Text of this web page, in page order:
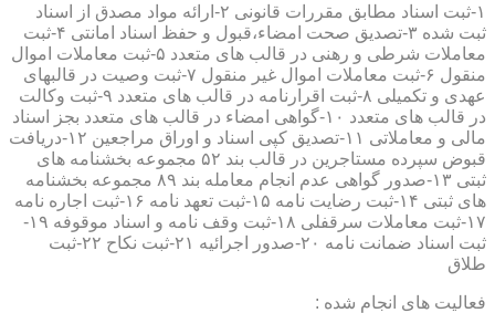
۱-ثبت اسناد مطابق مقررات قانونی ۲-ارائه مواد مصدق از اسناد
ثبت شده ۳-تصدیق صحت امضاء،قبول و حفظ اسناد امانتی ۴-ثبت
معاملات شرطی و رهنی در قالب های متعدد ۵-ثبت معاملات اموال
منقول ۶-ثبت معاملات اموال غیر منقول ۷-ثبت وصیت در قالبهای
عهدی و تکمیلی ۸-ثبت اقرارنامه در قالب های متعدد ۹-ثبت وکالت
در قالب های متعدد ۱۰-گواهی امضاء در قالب های متعدد بجز اسناد
مالی و معاملاتی ۱۱-تصدیق کپی اسناد و اوراق مراجعین ۱۲-دریافت
قبوض سپرده مستاجرین در قالب بند ۵۲ مجموعه بخشنامه های
ثبتی ۱۳-صدور گواهی عدم انجام معامله بند ۸۹ مجموعه بخشنامه
های ثبتی ۱۴-ثبت رضایت نامه ۱۵-ثبت تعهد نامه ۱۶-ثبت اجاره نامه
۱۷-ثبت معاملات سرقفلی ۱۸-ثبت وقف نامه و اسناد موقوفه ۱۹-
ثبت اسناد ضمانت نامه ۲۰-صدور اجرائیه ۲۱-ثبت نکاح ۲۲-ثبت
طلاق
فعالیت های انجام شده :